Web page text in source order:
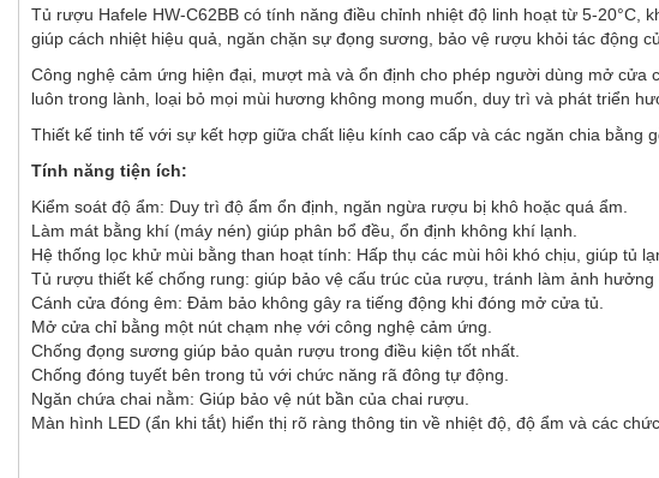
Tủ rượu Hafele HW-C62BB có tính năng điều chỉnh nhiệt độ linh hoạt từ 5-
giúp cách nhiệt hiệu quả, ngăn chặn sự đọng sương, bảo vệ rượu khỏi tác động
Công nghệ cảm ứng hiện đại, mượt mà và ổn định cho phép người dùng mở
luôn trong lành, loại bỏ mọi mùi hương không mong muốn, duy trì và phát triển
Thiết kế tinh tế với sự kết hợp giữa chất liệu kính cao cấp và các ngăn chia
Tính năng tiện ích:
Kiểm soát độ ẩm: Duy trì độ ẩm ổn định, ngăn ngừa rượu bị khô hoặc quá ẩm.
Làm mát bằng khí (máy nén) giúp phân bổ đều, ổn định không khí lạnh.
Hệ thống lọc khử mùi bằng than hoạt tính: Hấp thụ các mùi hôi khó chịu, giúp tủ
Tủ rượu thiết kế chống rung: giúp bảo vệ cấu trúc của rượu, tránh làm ảnh
Cánh cửa đóng êm: Đảm bảo không gây ra tiếng động khi đóng mở cửa tủ.
Mở cửa chỉ bằng một nút chạm nhẹ với công nghệ cảm ứng.
Chống đọng sương giúp bảo quản rượu trong điều kiện tốt nhất.
Chống đóng tuyết bên trong tủ với chức năng rã đông tự động.
Ngăn chứa chai nằm: Giúp bảo vệ nút bần của chai rượu.
Màn hình LED (ẩn khi tắt) hiển thị rõ ràng thông tin về nhiệt độ, độ ẩm và các